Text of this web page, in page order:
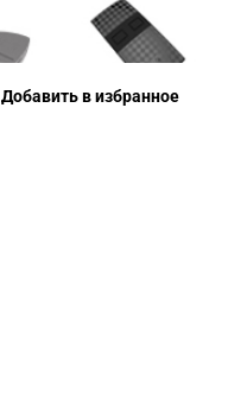
Добавить в избранное